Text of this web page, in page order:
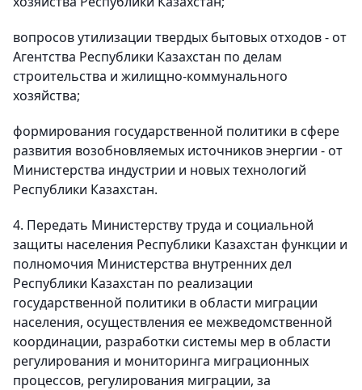
вопросов утилизации твердых бытовых отходов - от
Агентства Республики Казахстан по делам
строительства и жилищно-коммунального
хозяйства;
формирования государственной политики в сфере
развития возобновляемых источников энергии - от
Министерства индустрии и новых технологий
Республики Казахстан.
4. Передать Министерству труда и социальной
защиты населения Республики Казахстан функции и
полномочия Министерства внутренних дел
Республики Казахстан по реализации
государственной политики в области миграции
населения, осуществления ее межведомственной
координации, разработки системы мер в области
регулирования и мониторинга миграционных
процессов, регулирования миграции, за